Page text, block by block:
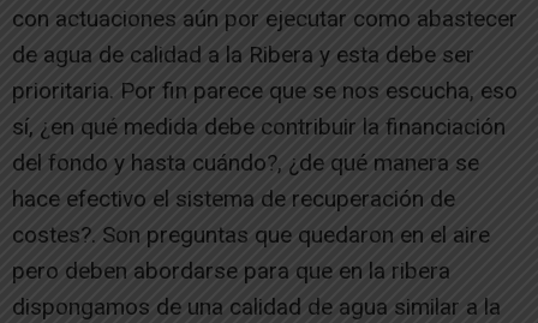
con actuaciones aún por ejecutar como abastecer
de agua de calidad a la Ribera y esta debe ser
prioritaria. Por fin parece que se nos escucha, eso
sí, ¿en qué medida debe contribuir la financiación
del fondo y hasta cuándo?, ¿de qué manera se
hace efectivo el sistema de recuperación de
costes?. Son preguntas que quedaron en el aire
pero deben abordarse para que en la ribera
dispongamos de una calidad de agua similar a la